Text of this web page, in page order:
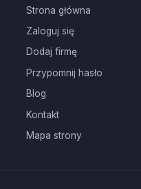
Strona główna
Zaloguj się
Dodaj firmę
Przypomnij hasło
Blog
Kontakt
Mapa strony